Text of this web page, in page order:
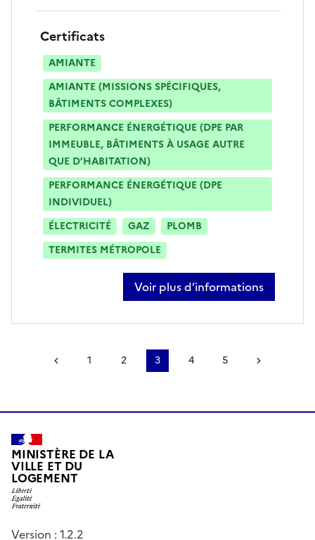
Certificats
AMIANTE
AMIANTE (MISSIONS SPÉCIFIQUES,
BÂTIMENTS COMPLEXES)
PERFORMANCE ÉNERGÉTIQUE (DPE PAR
IMMEUBLE, BÂTIMENTS À USAGE AUTRE
QUE D’HABITATION)
PERFORMANCE ÉNERGÉTIQUE (DPE
INDIVIDUEL)
ÉLECTRICITÉ
GAZ
PLOMB
TERMITES MÉTROPOLE
Voir plus d’informations
sur remi nocera
Page précédente
1 2 3 4 5
MINISTÈRE DE LA
VILLE ET DU
LOGEMENT
Version : 1.2.2